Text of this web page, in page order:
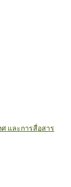
และการสื่อสาร